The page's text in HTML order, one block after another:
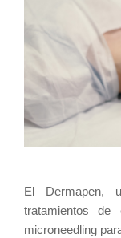
El Dermapen,
tratamientos
microneedling